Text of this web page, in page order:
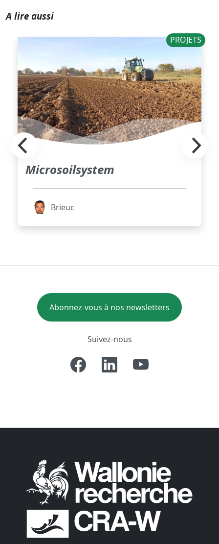
A lire aussi
PROJETS
Microsoilsystem
Brieuc
Abonnez-vous à nos newsletters
Suivez-nous